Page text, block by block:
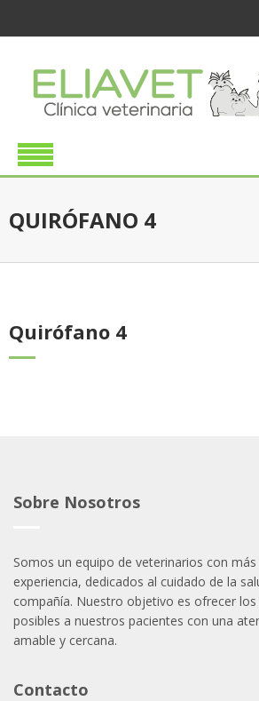
QUIRÓFANO 4
Quirófano 4
Sobre Nosotros
Somos un equipo de veterinarios con
experiencia, dedicados al cuidado de la
compañía. Nuestro objetivo es ofrecer
posibles a nuestros pacientes con una
amable y cercana.
Contacto